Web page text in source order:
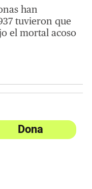
han
tuvieron que
el mortal acoso
Dona